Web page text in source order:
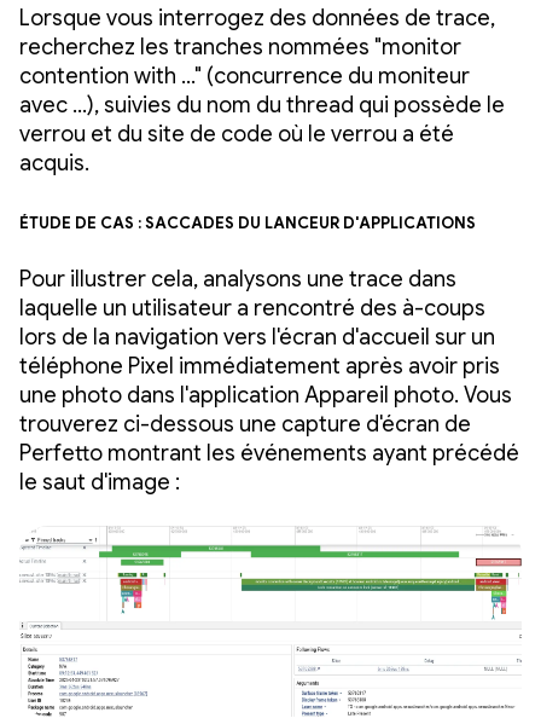
Lorsque vous interrogez des données de trace,
recherchez les tranches nommées "monitor
contention with …" (concurrence du moniteur
avec …), suivies du nom du thread qui possède le
verrou et du site de code où le verrou a été
acquis.
Étude de cas : saccades du lanceur d'applications
Pour illustrer cela, analysons une trace dans
laquelle un utilisateur a rencontré des à-coups
lors de la navigation vers l'écran d'accueil sur un
téléphone Pixel immédiatement après avoir pris
une photo dans l'application Appareil photo. Vous
trouverez ci-dessous une capture d'écran de
Perfetto montrant les événements ayant précédé
le saut d'image :